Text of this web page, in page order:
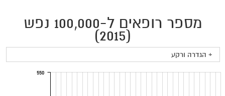
מספר רופאים ל-100,000 נפש
(2015)
+ הגדרה ורקע
550